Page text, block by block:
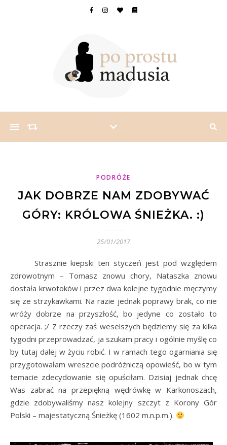
PODRÓŻE
JAK DOBRZE NAM ZDOBYWAĆ
GÓRY: KRÓLOWA ŚNIEŻKA. :)
25/01/2017
Strasznie kiepski ten styczeń jest pod względem
zdrowotnym – Tomasz znowu chory, Nataszka znowu
dostała krwotoków i przez dwa kolejne tygodnie męczymy
się ze strzykawkami. Na razie jednak poprawy brak, co nie
wróży dobrze na przyszłość, bo jedyne co zostało to
operacja. ;/ Z rzeczy zaś weselszych będziemy się za kilka
tygodni przeprowadzać, ja szukam pracy i ogólnie myślę co
by tutaj dalej w życiu robić. I w ramach tego ogarniania się
przygotowałam wreszcie podróżniczą opowieść, bo w tym
temacie zdecydowanie się opuściłam. Dzisiaj jednak chcę
Was zabrać na przepiękną wędrówkę w Karkonoszach,
gdzie zdobywaliśmy nasz kolejny szczyt z Korony Gór
Polski – majestatyczną Śnieżkę (1602 m.n.p.m.).